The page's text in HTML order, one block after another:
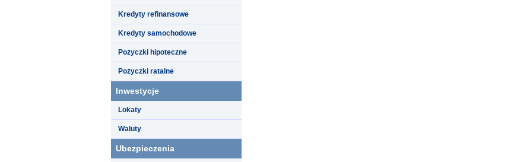
Kredyty refinansowe
Kredyty samochodowe
Pożyczki hipoteczne
Pożyczki ratalne
Inwestycje
Lokaty
Waluty
Ubezpieczenia